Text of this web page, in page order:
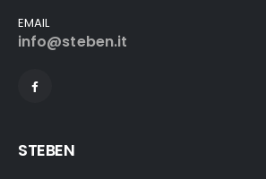
EMAIL
info@steben.it
STEBEN